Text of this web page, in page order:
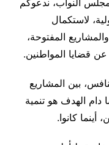
مجلس النواب، ندعوكم
لاستكمال
المفتوحة،
عن قضايا المواطنين.
بين المشاريع
دام الهدف هو تنمية
كانوا.